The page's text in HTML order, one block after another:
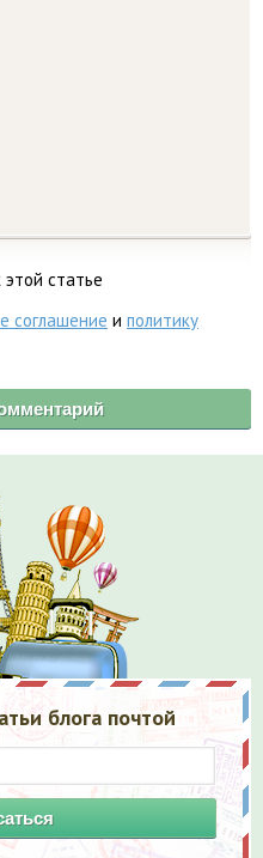
статье
соглашение и политику
блога почтой